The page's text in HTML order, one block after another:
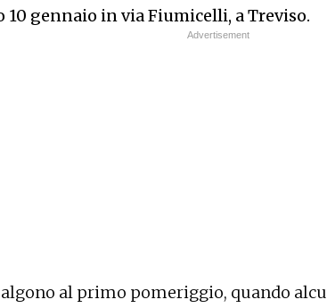
10 gennaio in via Fiumicelli, a Treviso.
al primo pomeriggio, quando